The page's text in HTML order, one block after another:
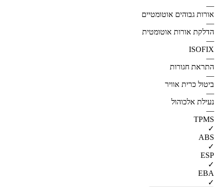
—
אורות גבוהים אוטומטיים
—
הדלקת אורות אוטומטית
—
ISOFIX
—
התראת חגורות
—
ביטול כרית אוויר
—
נעילת אלכוהול
—
TPMS
✓
ABS
✓
ESP
✓
EBA
✓